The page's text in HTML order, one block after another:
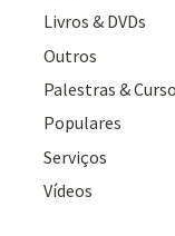
Livros & DVDs
Outros
Palestras &
Populares
Serviços
Vídeos